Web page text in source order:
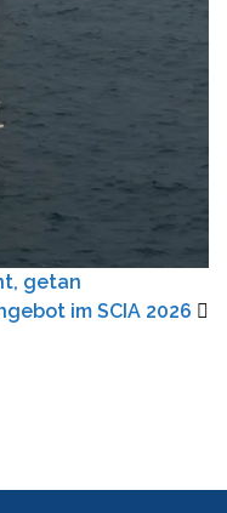
getan
im SCIA 2026